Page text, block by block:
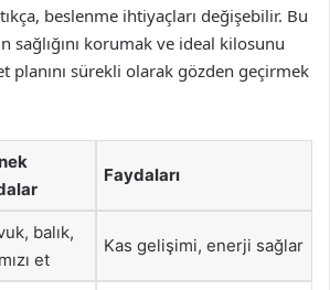
beslenme ihtiyaçları değişebilir. Bu
sağlığını korumak ve ideal kilosunu
planını sürekli olarak gözden geçirmek
Faydaları
balık,
et
Kas gelişimi, enerji sağlar